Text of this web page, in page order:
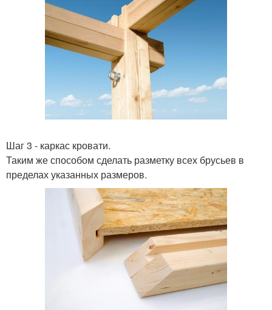
Шаг 3 - каркас кровати.
Таким же способом сделать разметку всех брусьев в
пределах указанных размеров.